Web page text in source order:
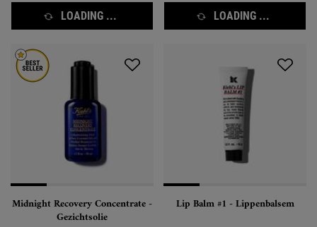
LOADING ... LOADING ...
Midnight Recovery Concentrate -
Gezichtsolie
Lip Balm #1 - Lippenbalsem